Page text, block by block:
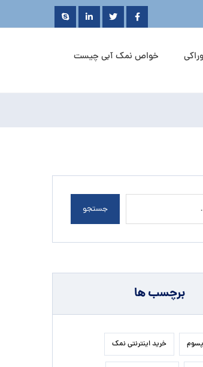
خواص نمک آبی چیست
جستجو
برچسب ها
خرید اینترنتی نمک